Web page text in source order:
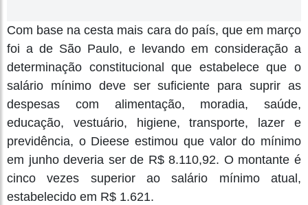
Com base na cesta mais cara do país, que em março
foi a de São Paulo, e levando em consideração a
determinação constitucional que estabelece que o
salário mínimo deve ser suficiente para suprir as
despesas com alimentação, moradia, saúde,
educação, vestuário, higiene, transporte, lazer e
previdência, o Dieese estimou que valor do mínimo
em junho deveria ser de R$ 8.110,92. O montante é
cinco vezes superior ao salário mínimo atual,
estabelecido em R$ 1.621.